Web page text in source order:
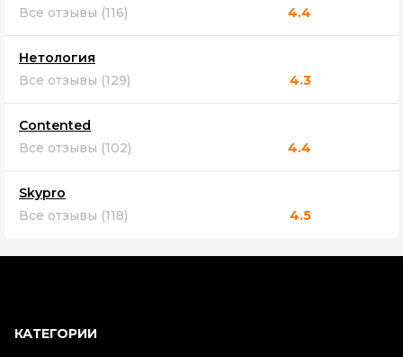
Все отзывы (116)
4.4
Нетология
Все отзывы (129)
4.3
Contented
Все отзывы (102)
4.4
Skypro
Все отзывы (118)
4.5
КАТЕГОРИИ